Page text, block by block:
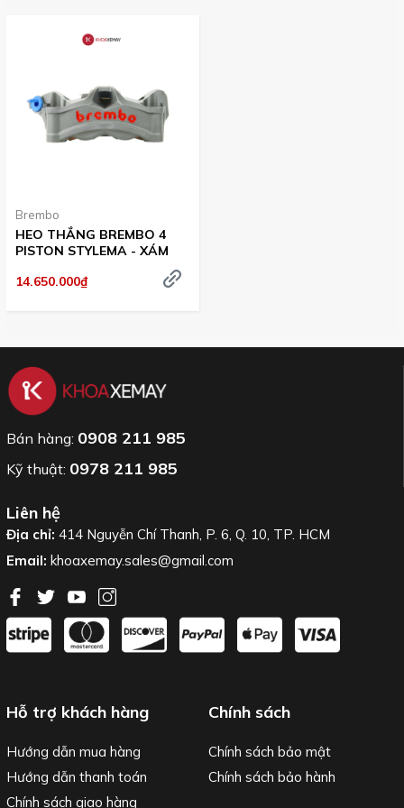
Brembo
HEO THẮNG BREMBO 4
PISTON STYLEMA - XÁM
14.650.000₫
Bán hàng: 0908 211 985
Kỹ thuật: 0978 211 985
Liên hệ
Địa chỉ: 414 Nguyễn Chí Thanh, P. 6, Q. 10, TP. HCM
Email: khoaxemay.sales@gmail.com
Hỗ trợ khách hàng
Hướng dẫn mua hàng
Hướng dẫn thanh toán
Chính sách giao hàng
Chính sách
Chính sách bảo mật
Chính sách bảo hành